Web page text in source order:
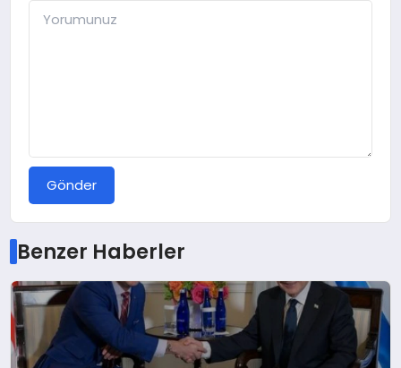
Gönder
Benzer Haberler